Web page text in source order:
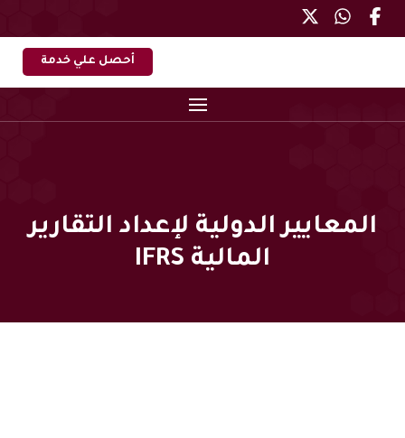
أحصل علي خدمة
المعايير الدولية لإعداد التقارير
المالية IFRS